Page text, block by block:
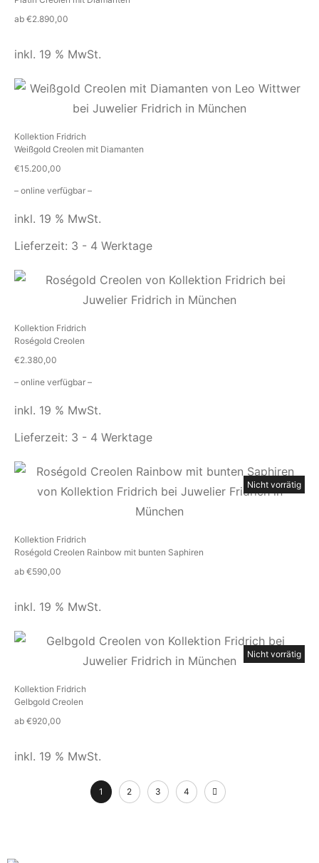
ab €2.890,00
inkl. 19 % MwSt.
Kollektion Fridrich
Weißgold Creolen mit Diamanten
€15.200,00
– online verfügbar –
inkl. 19 % MwSt.
Lieferzeit: 3 - 4 Werktage
Kollektion Fridrich
Roségold Creolen
€2.380,00
– online verfügbar –
inkl. 19 % MwSt.
Lieferzeit: 3 - 4 Werktage
Nicht vorrätig
Kollektion Fridrich
Roségold Creolen Rainbow mit bunten Saphiren
ab €590,00
inkl. 19 % MwSt.
Nicht vorrätig
Kollektion Fridrich
Gelbgold Creolen
ab €920,00
inkl. 19 % MwSt.
1 2 3 4